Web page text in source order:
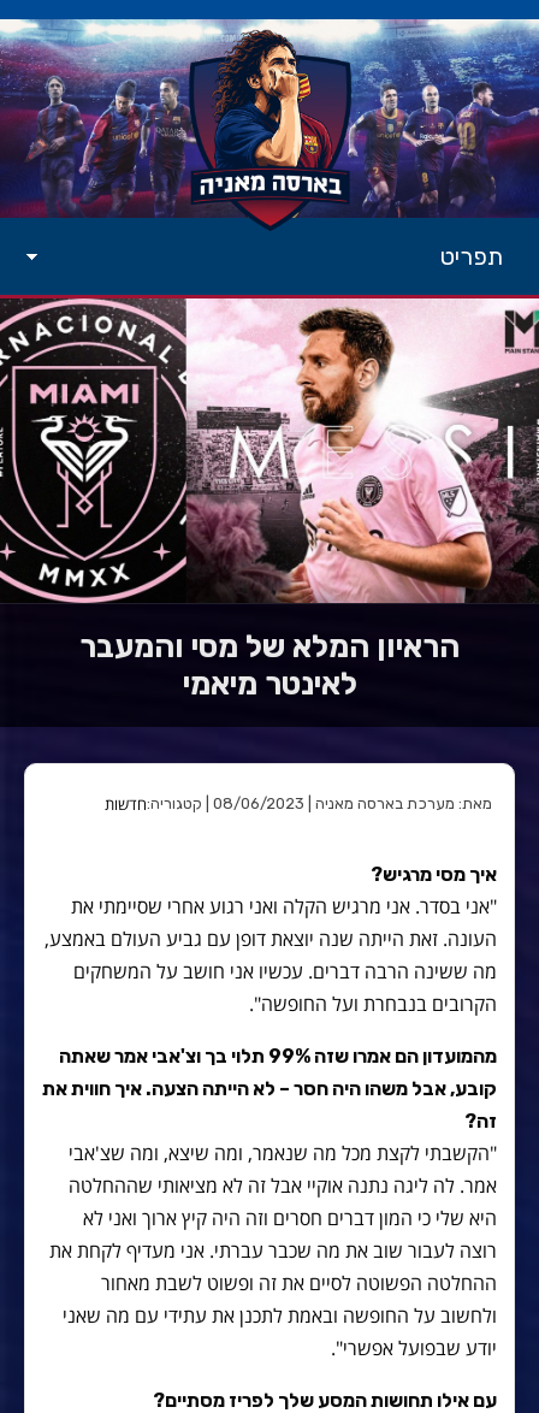
תפריט
הראיון המלא של מסי והמעבר
לאינטר מיאמי
מאת: מערכת בארסה מאניה | 08/06/2023 | קטגוריה: חדשות
איך מסי מרגיש?
"אני בסדר. אני מרגיש הקלה ואני רגוע אחרי שסיימתי את
העונה. זאת הייתה שנה יוצאת דופן עם גביע העולם באמצע,
מה ששינה הרבה דברים. עכשיו אני חושב על המשחקים
הקרובים בנבחרת ועל החופשה".
מהמועדון הם אמרו שזה 99% תלוי בך וצ'אבי אמר שאתה
קובע, אבל משהו היה חסר – לא הייתה הצעה. איך חווית את
זה?
"הקשבתי לקצת מכל מה שנאמר, ומה שיצא, ומה שצ'אבי
אמר. לה ליגה נתנה אוקיי אבל זה לא מציאותי שההחלטה
היא שלי כי המון דברים חסרים וזה היה קיץ ארוך ואני לא
רוצה לעבור שוב את מה שכבר עברתי. אני מעדיף לקחת את
ההחלטה הפשוטה לסיים את זה ופשוט לשבת מאחור
ולחשוב על החופשה ובאמת לתכנן את עתידי עם מה שאני
יודע שבפועל אפשרי".
עם אילו תחושות המסע שלך לפריז מסתיים?